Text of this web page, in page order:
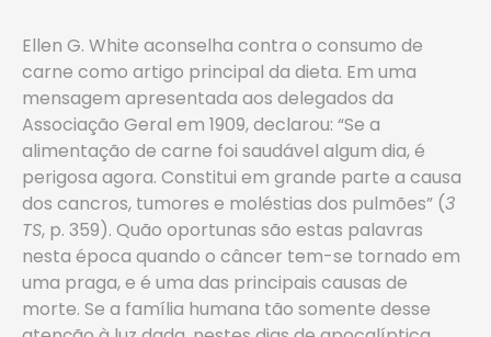
Ellen G. White aconselha contra o consumo de
carne como artigo principal da dieta. Em uma
mensagem apresentada aos delegados da
Associação Geral em 1909, declarou: “Se a
alimentação de carne foi saudável algum dia, é
perigosa agora. Constitui em grande parte a causa
dos cancros, tumores e moléstias dos pulmões” (3
TS, p. 359). Quão oportunas são estas palavras
nesta época quando o câncer tem-se tornado em
uma praga, e é uma das principais causas de
morte. Se a família humana tão somente desse